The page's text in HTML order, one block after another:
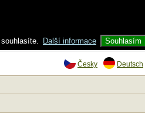
Další informace Souhlasím
Česky Deutsch